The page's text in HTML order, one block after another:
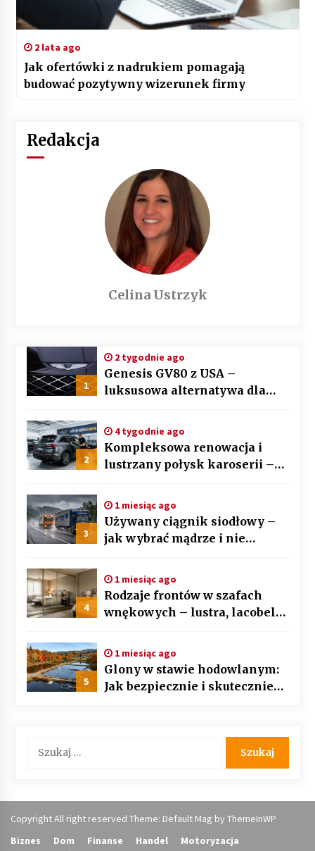
2 lata ago
Jak ofertówki z nadrukiem pomagają
budować pozytywny wizerunek firmy
Redakcja
Celina Ustrzyk
1
2 tygodnie ago
Genesis GV80 z USA –
luksusowa alternatywa dla
2
4 tygodnie ago
Kompleksowa renowacja i
lustrzany połysk karoserii –
3
1 miesiąc ago
Używany ciągnik siodłowy –
jak wybrać mądrze i nie
po kroku
4
1 miesiąc ago
Rodzaje frontów w szafach
wnękowych – lustra, lacobel
5
1 miesiąc ago
Glony w stawie hodowlanym:
Jak bezpiecznie i skutecznie
Copyright All right reserved Theme: Default Mag by ThemeInWP
Biznes
Dom Finanse Handel
Motoryzacja